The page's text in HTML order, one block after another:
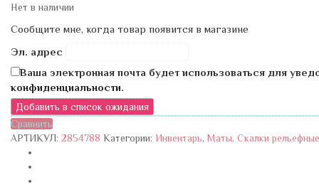
Нет в наличии
Сообщите мне, когда товар появится в магазине
Эл. адрес
Ваша электронная почта будет использоваться для
конфиденциальности.
Сравнить
АРТИКУЛ: 2854788 Категории: Инвентарь, Маты, Скалки рельефные